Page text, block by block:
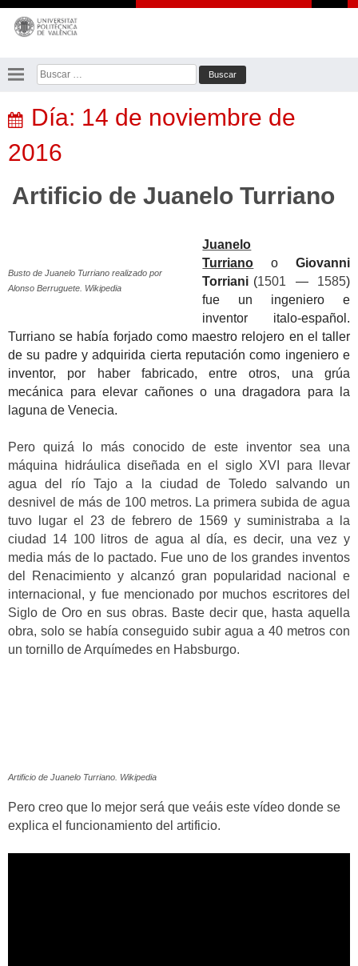
Saltar
contenido
Buscar:
Día: 14 de noviembre de
2016
Artificio de Juanelo Turriano
Busto de Juanelo Turriano realizado por
Alonso Berruguete. Wikipedia
Juanelo
Turriano o Giovanni
Torriani (1501 — 1585)
fue un ingeniero e
inventor italo-español.
Turrianose había forjado como maestro relojero en el taller
de su padre y adquirida cierta reputación como ingeniero e
inventor, por haber fabricado, entre otros, una grúa
mecánica para elevar cañones o una dragadora para la
laguna de Venecia.
Pero quizá lo más conocido de este inventor sea una
máquina hidráulica diseñada en el siglo XVI para llevar
agua del río Tajo a la ciudad de Toledo salvando un
desnivel de más de 100 metros. La primera subida de agua
tuvo lugar el 23 de febrero de 1569 y suministraba a la
ciudad 14 100 litros de agua al día, es decir, una vez y
media más de lo pactado. Fue uno de los grandes inventos
del Renacimiento y alcanzó gran popularidad nacional e
internacional, y fue mencionado por muchos escritores del
Siglo de Oro en sus obras. Baste decir que, hasta aquella
obra, solo se había conseguido subir agua a 40 metros con
un tornillo de Arquímedes en Habsburgo.
Artificio de Juanelo Turriano. Wikipedia
Pero creo que lo mejor será que veáis este vídeo donde se
explica el funcionamiento del artificio.